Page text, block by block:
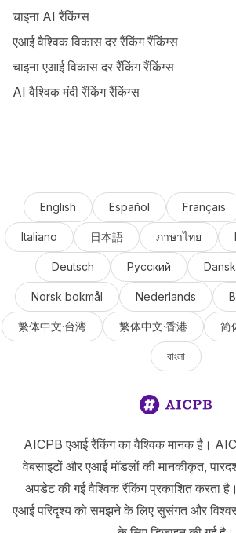
चाइना AI रैंकिंग्स
एआई वैश्विक विकास दर रैंकिंग रैंकिंग्स
चाइना एआई विकास दर रैंकिंग रैंकिंग्स
AI वैश्विक मंदी रैंकिंग रैंकिंग्स
English Español Français
Italiano 日本語 ภาษาไทย
Deutsch Русский Dansk
Norsk bokmål Nederlands
繁体中文·台湾 繁体中文·香港 简
বাংলা
AICPB एआई रैंकिंग का वैश्विक मानक है।
वेबसाइटों और एआई मॉडलों की मानकीकृत,
अपडेट की गई वैश्विक रैंकिंग प्रकाशित करता है।
एआई परिदृश्य को समझने के लिए सुसंगत और